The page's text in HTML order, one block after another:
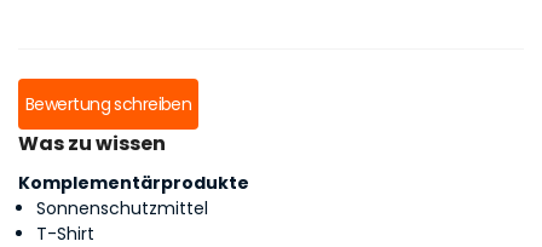
Bewertung schreiben
Was zu wissen
Komplementärprodukte
Sonnenschutzmittel
T-Shirt